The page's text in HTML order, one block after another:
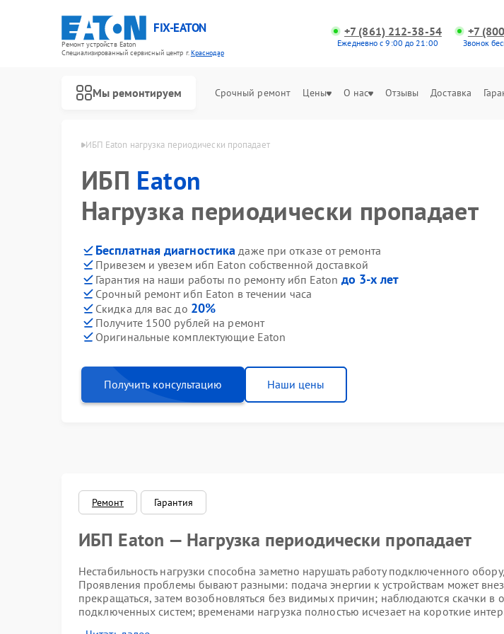
FIX-EATON
Ремонт устройств Eaton
Специализированный cервисный центр г.Краснодар
+7 (861) 212-38-54
Ежедневно с 9:00 до 21:00
+7
Звонок
Мы ремонтируем Срочный ремонт Цены О нас Отзывы Доставка
ИБП Eaton нагрузка периодически пропадает
ИБП Eaton
Нагрузка периодически пропадает
Бесплатная диагностика даже при отказе от ремонта
Привезем и увезем ибп Eaton собственной доставкой
Гарантия на наши работы по ремонту ибп Eaton до 3-х лет
Срочный ремонт ибп Eaton в течении часа
Скидка для вас до 20%
Получите 1500 рублей на ремонт
Оригинальные комплектующие Eaton
Получить консультацию Наши цены
Ремонт Гарантия
ИБП Eaton — Нагрузка периодически пропадает
Нестабильность нагрузки способна заметно нарушать работу подключенного
Проявления проблемы бывают разными: подача энергии к устройствам может
прекращаться, затем возобновляться без видимых причин; наблюдаются скачки в
подключенных систем; временами нагрузка полностью исчезает на короткие